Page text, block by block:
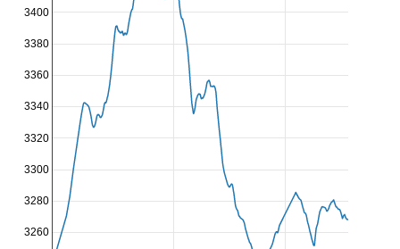
3260
3280
3300
3320
3340
3360
3380
3400